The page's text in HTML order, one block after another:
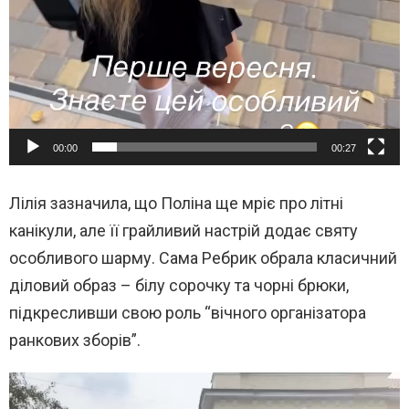
00:00 00:27
Лілія зазначила, що Поліна ще мріє про літні
канікули, але її грайливий настрій додає святу
особливого шарму. Сама Ребрик обрала класичний
діловий образ – білу сорочку та чорні брюки,
підкресливши свою роль “вічного організатора
ранкових зборів”.
В